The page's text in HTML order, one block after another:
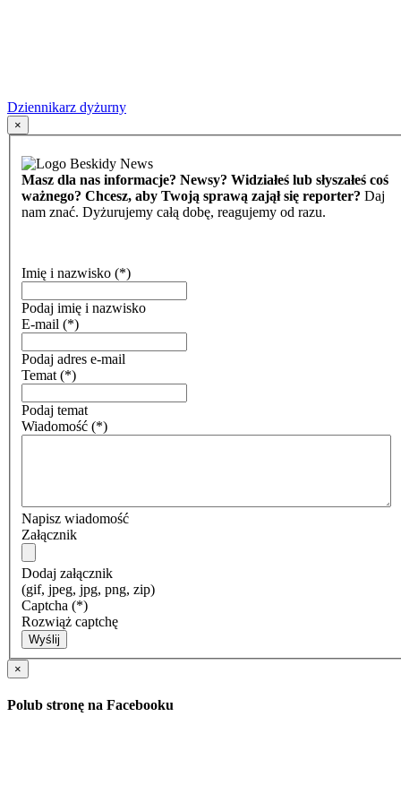
Dziennikarz dyżurny
×
Masz dla nas informacje? Newsy? Widziałeś lub słyszałeś coś
ważnego? Chcesz, aby Twoją sprawą zajął się reporter? Daj
nam znać. Dyżurujemy całą dobę, reagujemy od razu.
Imię i nazwisko (*)
Podaj imię i nazwisko
E-mail (*)
Podaj adres e-mail
Temat (*)
Podaj temat
Wiadomość (*)
Napisz wiadomość
Załącznik
Dodaj załącznik
(gif, jpeg, jpg, png, zip)
Captcha (*)
Rozwiąż captchę
Wyślij
×
Polub stronę na Facebooku